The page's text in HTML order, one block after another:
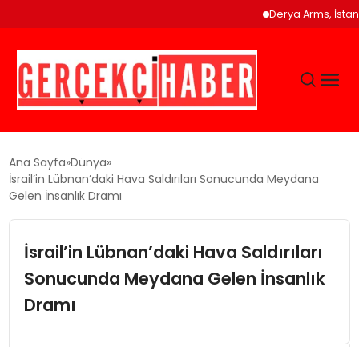
Derya Arms, İstanbul
GÜNCEL
EĞITIM
EKONOMI
MAGAZIN
Ana Sayfa Dünya
İsrail’in Lübnan’daki Hava Saldırıları Sonucunda Meydana
Gelen İnsanlık Dramı
İsrail’in Lübnan’daki Hava Saldırıları
Sonucunda Meydana Gelen İnsanlık
Dramı